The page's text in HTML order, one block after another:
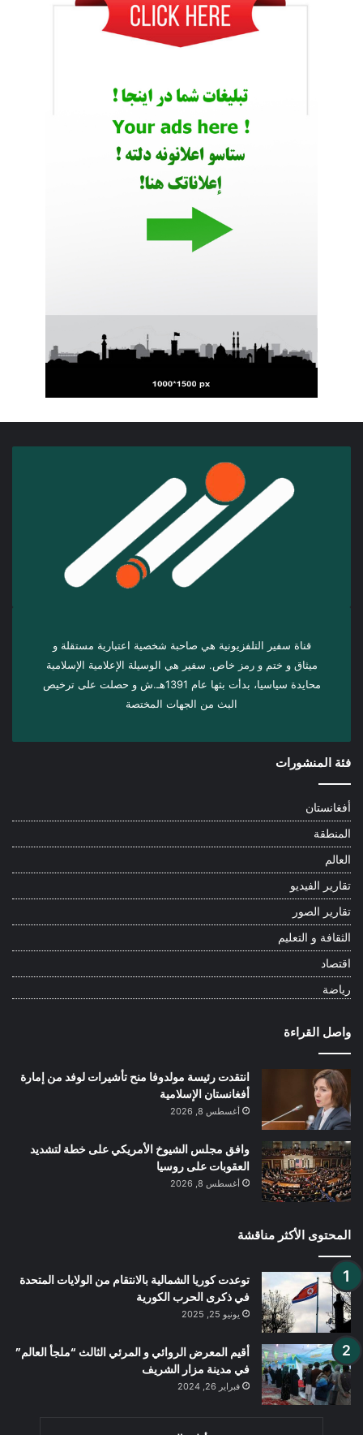
قناة سفير التلفزيونية هي صاحبة شخصية اعتبارية مستقلة و
ميثاق و ختم و رمز خاص. سفیر هي الوسيلة الإعلامية الإسلامية
محايدة سياسيا، بدأت بثها عام 1391هـ.ش و حصلت على ترخيص
البث من الجهات المختصة
فئة المنشورات
أفغانستان
المنطقة
العالم
تقارير الفيديو
تقارير الصور
الثقافة و التعليم
اقتصاد
رياضة
واصل القراءة
انتقدت رئيسة مولدوفا منح تأشيرات لوفد من إمارة
أفغانستان الإسلامية
أغسطس 8, 2026
وافق مجلس الشيوخ الأمريكي على خطة لتشديد
العقوبات على روسيا
أغسطس 8, 2026
المحتوى الأكثر مناقشة
توعدت كوريا الشمالية بالانتقام من الولايات المتحدة
في ذكرى الحرب الكورية
يونيو 25, 2025
أقيم المعرض الروائي و المرئي الثالث “ملجأ العالم”
في مدينة مزار الشريف
فبراير 26, 2024